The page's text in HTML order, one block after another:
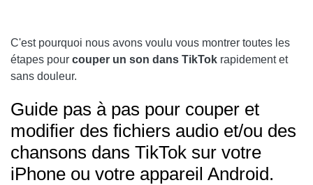
C'est pourquoi nous avons voulu vous montrer toutes les
étapes pour couper un son dans TikTok rapidement et
sans douleur.
Guide pas à pas pour couper et
modifier des fichiers audio et/ou des
chansons dans TikTok sur votre
iPhone ou votre appareil Android.